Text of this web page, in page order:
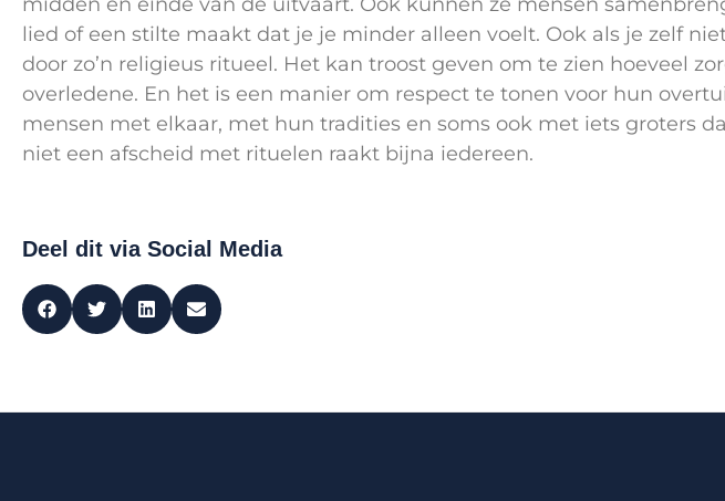
lied of een stilte maakt dat je je minder alleen voelt. Ook als je zelf
door zo’n religieus ritueel. Het kan troost geven om te zien hoeveel
overledene. En het is een manier om respect te tonen voor hun
mensen met elkaar, met hun tradities en soms ook met iets groters
niet een afscheid met rituelen raakt bijna iedereen.
Deel dit via Social Media